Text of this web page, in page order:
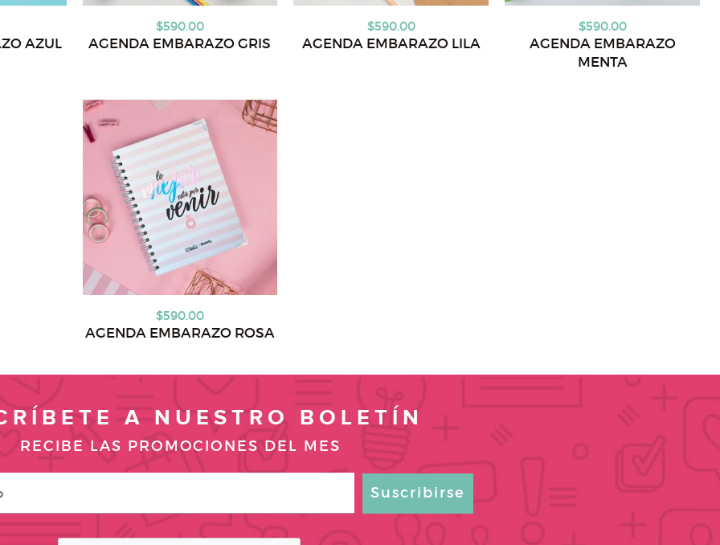
AZUL
$590.00
AGENDA EMBARAZO GRIS
$590.00
AGENDA EMBARAZO LILA
$590.00
AGENDA EMBARAZO
MENTA
$590.00
AGENDA EMBARAZO ROSA
A NUESTRO BOLETÍN
RECIBE LAS PROMOCIONES DEL MES
Suscribirse